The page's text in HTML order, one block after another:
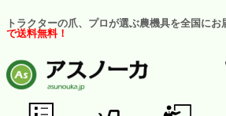
トラクターの爪、プロが選ぶ農機具を全国にお
で送料無料！